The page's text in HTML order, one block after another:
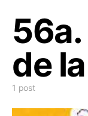
de
1 post